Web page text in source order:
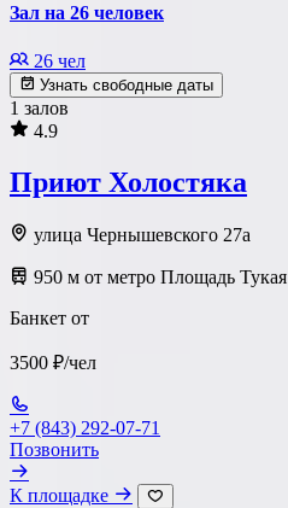
Зал на 26 человек
26 чел
Узнать свободные даты
1 залов
4.9
Приют Холостяка
улица Чернышевского 27а
950 м от метро Площадь Тукая
Банкет от
3500 ₽/чел
+7 (843) 292-07-71
Позвонить
К площадке